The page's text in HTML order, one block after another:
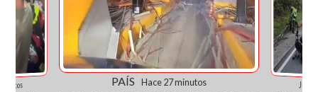
PAÍS Hace 27 minutos